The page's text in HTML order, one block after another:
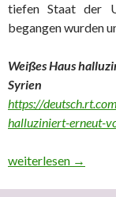
tiefen Staat der
begangen wurden
Weißes Haus
Syrien
https://
halluziniert-erneut-
1. Absurde US-
weiterlesen →